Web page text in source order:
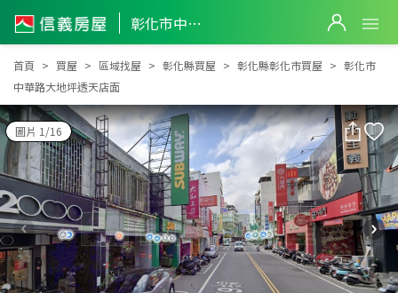
彰化市中華路大地坪透天店面
彰化市中華路大地坪透天店面
首頁 買屋 區域找屋 彰化縣買屋 彰化縣彰化市買屋
彰化市
中華路大地坪透天店面
圖片 1/16